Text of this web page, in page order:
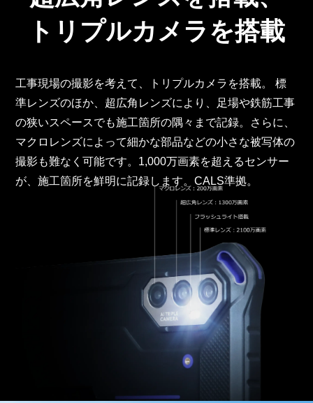
トリプルカメラを搭載
工事現場の撮影を考えて、トリプルカメラを搭載。 標
準レンズのほか、超広角レンズにより、足場や鉄筋工事
の狭いスペースでも施工箇所の隅々まで記録。さらに、
マクロレンズによって細かな部品などの小さな被写体の
撮影も難なく可能です。1,000万画素を超えるセンサー
が、施工箇所を鮮明に記録します。CALS準拠。